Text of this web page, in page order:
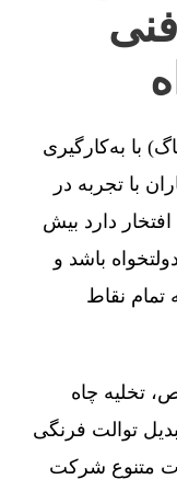
با به‌کارگیری
با تجربه در
دارد بیش
باشد و
تمام نقاط
تخلیه چاه
توالت فرنگی
متنوع شرکت